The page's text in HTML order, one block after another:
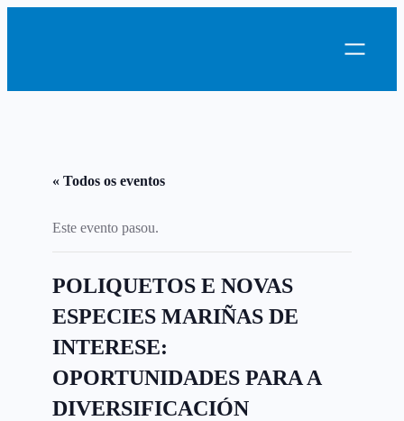
« Todos os eventos
Este evento pasou.
POLIQUETOS E NOVAS
ESPECIES MARIÑAS DE
INTERESE:
OPORTUNIDADES PARA A
DIVERSIFICACIÓN